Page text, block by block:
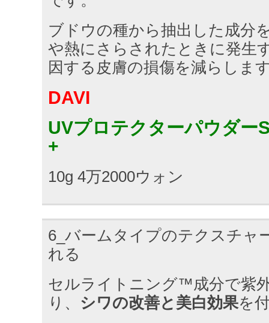
ブドウの種から抽出した成分
や熱にさらされたときに発生
因する皮膚の損傷を減らしま
DAVI
UVプロテクターパウダー
+
10g 4万2000ウォン
6_バームタイプのテクスチャ
れる
セルライトニング™成分で紫
り、 シワの改善と美白効果を